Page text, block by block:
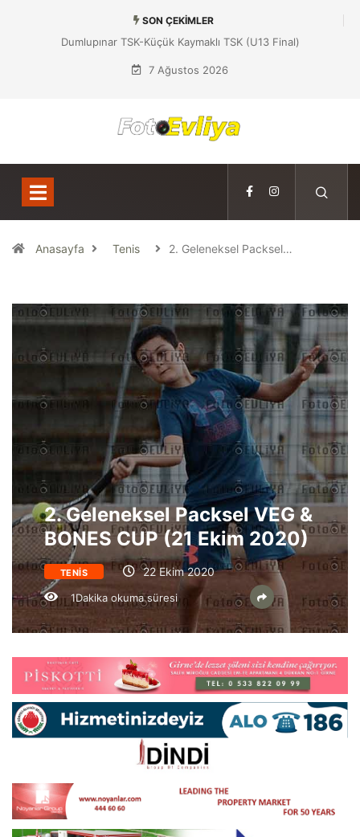
SON ÇEKIMLER
Dumlupınar TSK-Küçük Kaymaklı TSK (U13 Final)
7 Ağustos 2026
Anasayfa Tenis 2. Geleneksel Packsel…
2. Geleneksel Packsel VEG &
BONES CUP (21 Ekim 2020)
TENIS 22 Ekim 2020
1Dakika okuma süresi